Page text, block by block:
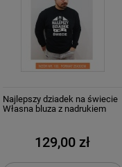
Najlepszy dziadek na świecie
Własna bluza z nadrukiem
129,00 zł